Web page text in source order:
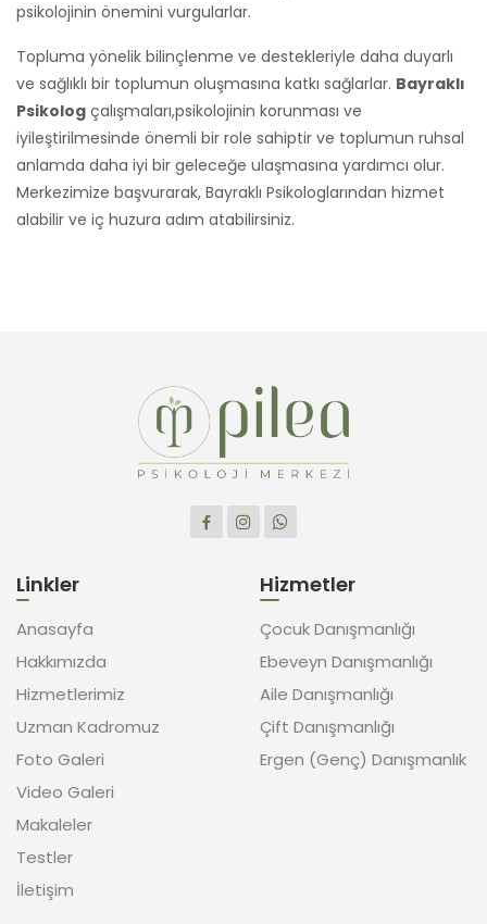
psikolojinin önemini vurgularlar.
Topluma yönelik bilinçlenme ve destekleriyle daha duyarlı
ve sağlıklı bir toplumun oluşmasına katkı sağlarlar. Bayraklı
Psikolog çalışmaları,psikolojinin korunması ve
iyileştirilmesinde önemli bir role sahiptir ve toplumun ruhsal
anlamda daha iyi bir geleceğe ulaşmasına yardımcı olur.
Merkezimize başvurarak, Bayraklı Psikologlarından hizmet
alabilir ve iç huzura adım atabilirsiniz.
Linkler
Anasayfa
Hakkımızda
Hizmetlerimiz
Uzman Kadromuz
Foto Galeri
Video Galeri
Makaleler
Testler
İletişim
Hizmetler
Çocuk Danışmanlığı
Ebeveyn Danışmanlığı
Aile Danışmanlığı
Çift Danışmanlığı
Ergen (Genç) Danışmanlık